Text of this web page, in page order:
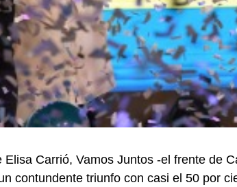
Elisa Carrió, Vamos Juntos -el frente de
contundente triunfo con casi el 50 por